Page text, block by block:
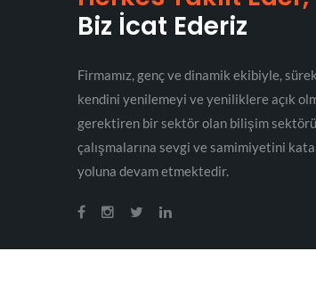
Biz İcat Ederiz
Firmamız, genç ve dinamik ekibiyle,
kendini yenilemeyi ve yeniliklere açık
gerektiren bir sektör olan bilişim
çalışmalarına sevgi ve samimiyetini
yoluna devam etmektedir.